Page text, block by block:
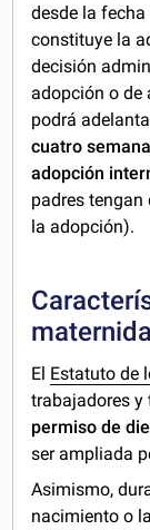
desde la
constituye la
decisión
adopción o de
podrá
cuatro
adopción
padres
la adopción).
El Estatuto de
trabajadores y
permiso de
ser ampliada
Asimismo,
nacimiento o